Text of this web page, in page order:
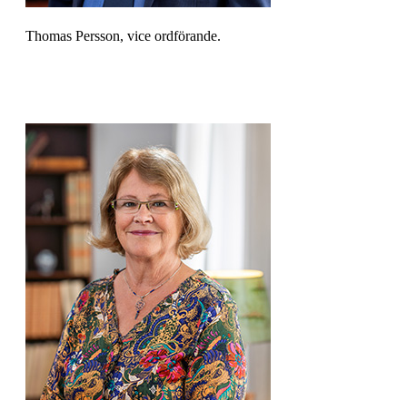
Thomas Persson, vice ordförande.